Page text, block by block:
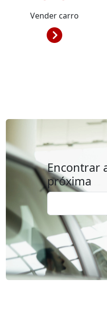
Vender carro
Encontrar
próxima